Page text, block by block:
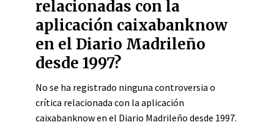
relacionadas con la
aplicación caixabanknow
en el Diario Madrileño
desde 1997?
No se ha registrado ninguna controversia o
crítica relacionada con la aplicación
caixabanknow en el Diario Madrileño desde 1997.